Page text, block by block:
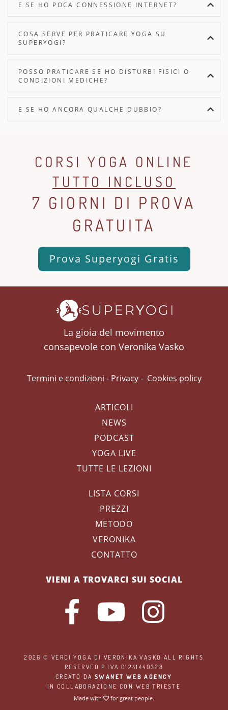
E SE HO POCA CONNESSIONE INTERNET?
COSA SERVE PER PRATICARE YOGA SU
SUPERYOGI?
POSSO PRATICARE SE HO DISTURBI FISICI O
CONDIZIONI MEDICHE?
E SE HO ANCORA QUALCHE DUBBIO?
CORSI YOGA ONLINE
TUTTO INCLUSO
7 GIORNI DI PROVA
GRATUITA
Prova Superyogi Gratis
La gioia del movimento
consapevole con Veronika Vasko
Termini e condizioni - Privacy- Cookies policy
ARTICOLI
NEWS
PODCAST
YOGA LIVE
TUTTE LE LEZIONI
LISTA CORSI
PREZZI
METODO
VERONIKA
CONTATTO
VIENI A TROVARCI SUI SOCIAL
2026 ©VERCI YOGA DI VERONIKA VASKO ALL RIGHTS
RESERVED P.IVA 01241440328
CREATO DASWANET WEB AGENCY
IN COLLABORAZIONE CON WEB TRIESTE
Made with
for great people.